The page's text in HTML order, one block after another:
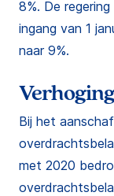
8%. De
ingang van 1
naar 9%.
Bij het
met 2020